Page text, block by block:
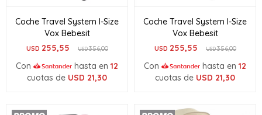
Coche Travel System I-Size
Vox Bebesit
USD 255,55 USD356,00
Con hasta en 12
cuotas de USD 21,30
Coche Travel System I-Size
Vox Bebesit
USD 255,55 USD356,00
Con hasta en 12
cuotas de USD 21,30